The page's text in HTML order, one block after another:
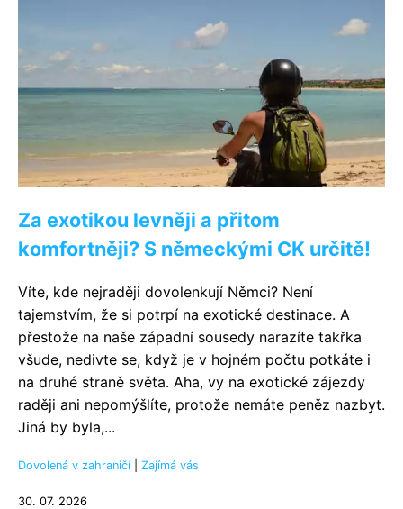
Za exotikou levněji a přitom
komfortněji? S německými CK určitě!
Víte, kde nejraději dovolenkují Němci? Není
tajemstvím, že si potrpí na exotické destinace. A
přestože na naše západní sousedy narazíte takřka
všude, nedivte se, když je v hojném počtu potkáte i
na druhé straně světa. Aha, vy na exotické zájezdy
raději ani nepomýšlíte, protože nemáte peněz nazbyt.
Jiná by byla,...
Dovolená v zahraničí Zajímá vás
30. 07. 2026